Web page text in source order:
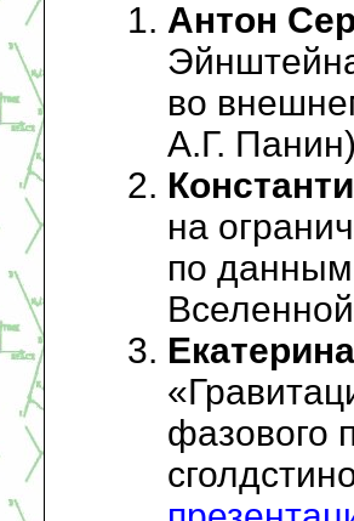
Антон
во
А.Г.
на
по
фазового